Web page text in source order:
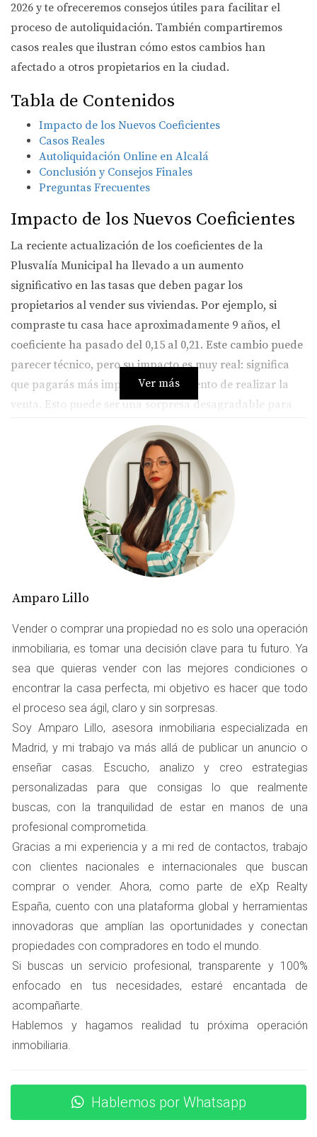
2026 y te ofreceremos consejos útiles para facilitar el
proceso de autoliquidación. También compartiremos
casos reales que ilustran cómo estos cambios han
afectado a otros propietarios en la ciudad.
Tabla de Contenidos
Impacto de los Nuevos Coeficientes
Casos Reales
Autoliquidación Online en Alcalá
Conclusión y Consejos Finales
Preguntas Frecuentes
Impacto de los Nuevos Coeficientes
La reciente actualización de los coeficientes de la
Plusvalía Municipal ha llevado a un aumento
significativo en las tasas que deben pagar los
propietarios al vender sus viviendas. Por ejemplo, si
compraste tu casa hace aproximadamente 9 años, el
coeficiente ha pasado del 0,15 al 0,21. Este cambio puede
parecer técnico, pero su impacto es muy real: significa
que pagarás más impuestos al momento de realizar la
venta. Esto puede ser una sorpresa desagradable para
muchos, especialmente si no estaban al tanto de estas
modificaciones. Los nuevos coeficientes se aplican a la
base imponible del impuesto y pueden variar
dependiendo del tiempo que hayas tenido la propiedad.
Es esencial entender cómo se calcula este impuesto para
evitar sorpresas. La fórmula básica implica multiplicar el
valor catastral del suelo por el coeficiente
correspondiente y luego aplicar el tipo impositivo
cuánto pagarás, es recomendable utilizar una
calculadora específica o consultar con un experto.
Ejemplo Práctico
Imaginemos que tienes una vivienda con un valor
significativa y es crucial tenerla en cuenta al planificar la
Casos Reales
Para ilustrar mejor el impacto de estos cambios,
compartimos tres casos reales de propietarios en Alcalá
de Henares que se han visto afectados por la nueva
normativa.
Caso 1: María y su piso en Vía Complutense
María compró su piso hace diez años por 150,000 euros.
Al decidir venderlo este año por 200,000 euros, se
calcularlo, se dio cuenta que tendría que destinar una
parte considerable de sus ganancias a impuestos. Esto le
Ver más
Amparo Lillo
Vender o comprar una propiedad no es solo una operación
inmobiliaria, es tomar una decisión clave para tu futuro. Ya
sea que quieras vender con las mejores condiciones o
encontrar la casa perfecta, mi objetivo es hacer que todo
el proceso sea ágil, claro y sin sorpresas.
Soy Amparo Lillo, asesora inmobiliaria especializada en
Madrid, y mi trabajo va más allá de publicar un anuncio o
enseñar casas. Escucho, analizo y creo estrategias
personalizadas para que consigas lo que realmente
buscas, con la tranquilidad de estar en manos de una
profesional comprometida.
Gracias a mi experiencia y a mi red de contactos, trabajo
con clientes nacionales e internacionales que buscan
comprar o vender. Ahora, como parte de eXp Realty
España, cuento con una plataforma global y herramientas
innovadoras que amplían las oportunidades y conectan
propiedades con compradores en todo el mundo.
Si buscas un servicio profesional, transparente y 100%
enfocado en tus necesidades, estaré encantada de
acompañarte.
Hablemos y hagamos realidad tu próxima operación
inmobiliaria.
Hablemos por Whatsapp